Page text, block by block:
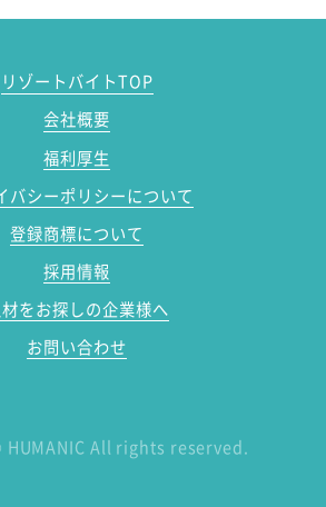
リゾートバイトTOP
会社概要
福利厚生
バシーポリシーについて
登録商標について
採用情報
材をお探しの企業様へ
お問い合わせ
HUMANIC All rights reserved.